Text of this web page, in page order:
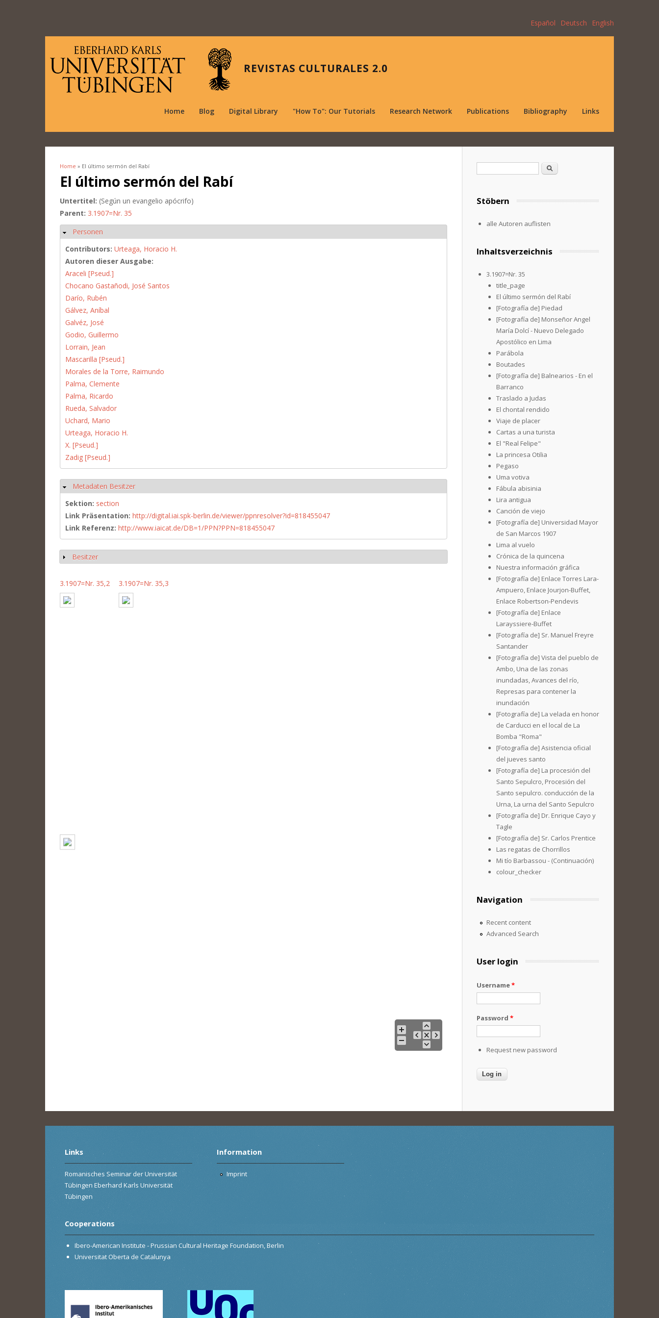
Español Deutsch English
REVISTAS CULTURALES 2.0
Home Blog Digital Library "How To": Our Tutorials Research Network Publications Bibliography Links
You are here
Home » El último sermón del Rabí
El último sermón del Rabí
Untertitel: (Según un evangelio apócrifo)
Parent: 3.1907=Nr. 35
Hide
Personen
Contributors: Urteaga, Horacio H.
Autoren dieser Ausgabe:
Araceli [Pseud.]
Chocano Gastañodi, José Santos
Darío, Rubén
Gálvez, Aníbal
Galvéz, José
Godio, Guillermo
Lorrain, Jean
Mascarilla [Pseud.]
Morales de la Torre, Raimundo
Palma, Clemente
Palma, Ricardo
Rueda, Salvador
Uchard, Mario
Urteaga, Horacio H.
X. [Pseud.]
Zadig [Pseud.]
Hide
Metadaten Besitzer
Sektion: section
Link Präsentation: http://digital.iai.spk-berlin.de/viewer/ppnresolver?id=818455047
Link Referenz: http://www.iaicat.de/DB=1/PPN?PPN=818455047
Show
Besitzer
3.1907=Nr. 35,2 3.1907=Nr. 35,3
Search
Stöbern
alle Autoren auflisten
Inhaltsverzeichnis
3.1907=Nr. 35
title_page
El último sermón del Rabí
[Fotografía de] Piedad
[Fotografía de] Monseñor Angel
María Dolcí - Nuevo Delegado
Apostólico en Lima
Parábola
Boutades
[Fotografía de] Balnearios - En el
Barranco
Traslado a Judas
El chontal rendido
Viaje de placer
Cartas a una turista
El "Real Felipe"
La princesa Otilia
Pegaso
Uma votiva
Fábula abisinia
Lira antigua
Canción de viejo
[Fotografía de] Universidad Mayor
de San Marcos 1907
Lima al vuelo
Crónica de la quincena
Nuestra información gráfica
[Fotografía de] Enlace Torres Lara-
Ampuero, Enlace Jourjon-Buffet,
Enlace Robertson-Pendevis
[Fotografía de] Enlace
Larayssiere-Buffet
[Fotografía de] Sr. Manuel Freyre
Santander
[Fotografía de] Vista del pueblo de
Ambo, Una de las zonas
inundadas, Avances del río,
Represas para contener la
inundación
[Fotografía de] La velada en honor
de Carducci en el local de La
Bomba "Roma"
[Fotografía de] Asistencia oficial
del jueves santo
[Fotografía de] La procesión del
Santo Sepulcro, Procesión del
Santo sepulcro. conducción de la
Urna, La urna del Santo Sepulcro
[Fotografía de] Dr. Enrique Cayo y
Tagle
[Fotografía de] Sr. Carlos Prentice
Las regatas de Chorrillos
Mi tío Barbassou - (Continuación)
colour_checker
Navigation
Recent content
Advanced Search
User login
Username*
Password *
Request new password
Links
Romanisches Seminar der Universität
Tübingen Eberhard Karls Universität
Tübingen
Information
Imprint
Cooperations
Ibero-American Institute - Prussian Cultural Heritage Foundation, Berlin
Universitat Oberta de Catalunya